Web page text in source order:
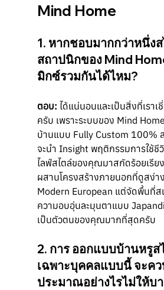
Mind Home
1. หากชอบมากกว่าหนึ่ง
สถาปนิกของ Mind
มิกซ์รวมกันได้ไหม?
ตอบ: ได้แน่นอนและเป็นสิ่งที่เรา
ครับ เพราะระบบของ Mind
บ้านแบบ Fully Custom 100%
จะนำ Insight พฤติกรรมการใช้ชี
ไลฟ์สไตล์ของคุณมาสกัดร้อยเรีย
ผสานโครงสร้างภายนอกที่ดูสง่า
Modern European แต่จัดพื้นที่ส
ความอบอุ่นละมุนตาแบบ
เป็นตัวตนของคุณมากที่สุดครับ
2. การ ออกแบบบ้านหรูส
เฉพาะบุคคลแบบนี้ จะค
ประมาณอย่างไรไม่ให้บ